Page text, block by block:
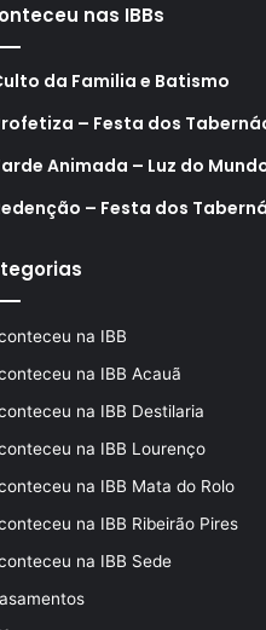
nas IBBs
da Familia e Batismo
– Festa dos
Animada – Luz do
– Festa dos
na IBB
na IBB Acauã
na IBB Destilaria
na IBB Lourenço
na IBB Mata do Rolo
na IBB Ribeirão Pires
na IBB Sede